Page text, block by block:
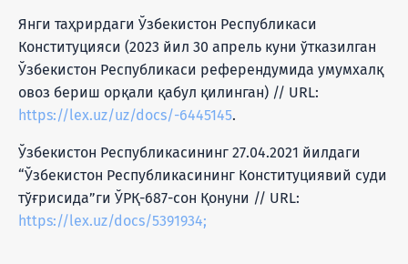
Янги таҳрирдаги Ўзбекистон Республикаси
Конституцияси (2023 йил 30 апрель куни ўтказилган
Ўзбекистон Республикаси референдумида умумхалқ
овоз бериш орқали қабул қилинган) // URL:
https://lex.uz/uz/docs/-6445145.
Ўзбекистон Республикасининг 27.04.2021 йилдаги
“Ўзбекистон Республикасининг Конституциявий суди
тўғрисида”ги ЎРҚ-687-сон Қонуни // URL:
https://lex.uz/docs/5391934;